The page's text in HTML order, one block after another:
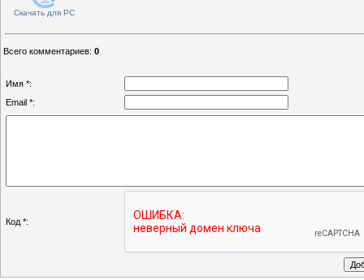
Скачать для PC
Всего комментариев: 0
Имя *:
Email *:
Код *: